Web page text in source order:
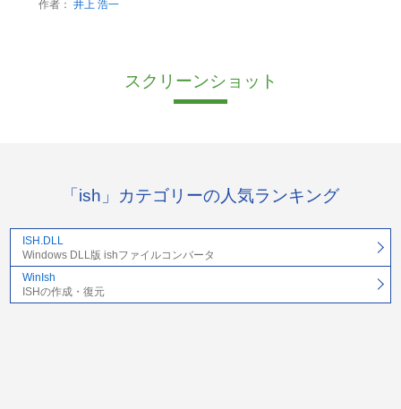
作者： 井上 浩一
スクリーンショット
「ish」カテゴリーの人気ランキング
ISH.DLL
Windows DLL版 ishファイルコンバータ
WinIsh
ISHの作成・復元